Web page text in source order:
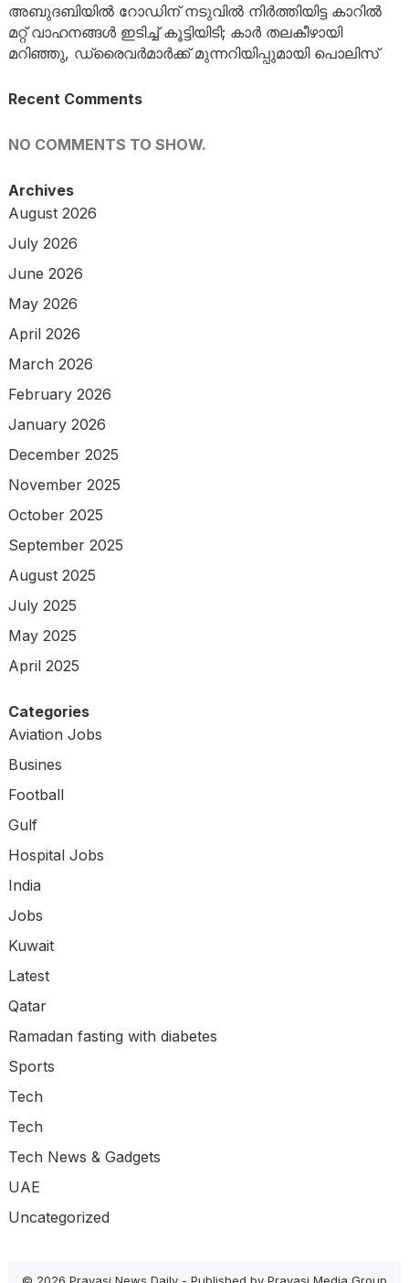
അബുദബിയിൽ റോഡിന് നടുവിൽ നിർത്തിയിട്ട കാറിൽ
മറ്റ് വാഹനങ്ങൾ ഇടിച്ച് കൂട്ടിയിടി; കാർ തലകീഴായി
മറിഞ്ഞു, ഡ്രൈവർമാർക്ക് മുന്നറിയിപ്പുമായി പൊലിസ്
Recent Comments
NO COMMENTS TO SHOW.
Archives
August 2026
July 2026
June 2026
May 2026
April 2026
March 2026
February 2026
January 2026
December 2025
November 2025
October 2025
September 2025
August 2025
July 2025
May 2025
April 2025
Categories
Aviation Jobs
Busines
Football
Gulf
Hospital Jobs
India
Jobs
Kuwait
Latest
Qatar
Ramadan fasting with diabetes
Sports
Tech
Tech
Tech News & Gadgets
UAE
Uncategorized
© 2026 Pravasi News Daily - Published by Pravasi Media Group